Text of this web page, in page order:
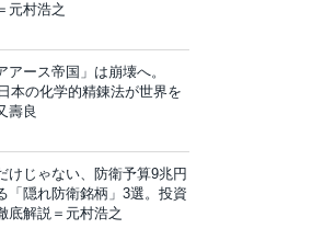
元村浩之
アース帝国」は崩壊へ。
本の化学的精錬法が世界を
壽良
けじゃない、防衛予算9兆円
「隠れ防衛銘柄」3選。投資
底解説＝元村浩之